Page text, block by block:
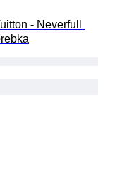
- Neverfull